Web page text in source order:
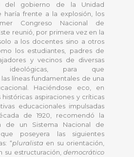
del gobierno de la Unidad
haría frente a la explosión, los
Congreso Nacional de
reunió, por primera vez en la
a los docentes sino a otros
los estudiantes, padres de
y vecinos de diversas
ideológicas, para que
líneas fundamentales de una
Haciéndose eco, en
aspiraciones y críticas
educacionales impulsadas
de 1920, recomendó la
de un Sistema Nacional de
poseyera las siguientes
“pluralista en su orientación,
su estructuración,democrático